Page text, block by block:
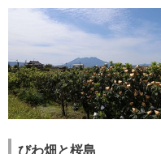
びわ畑と桜島